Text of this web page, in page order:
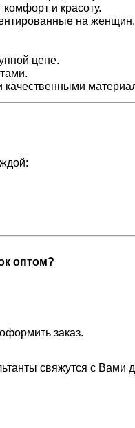
и красоту.
на женщин.
цене.
качественными
оптом?
заказ.
свяжутся с Вами